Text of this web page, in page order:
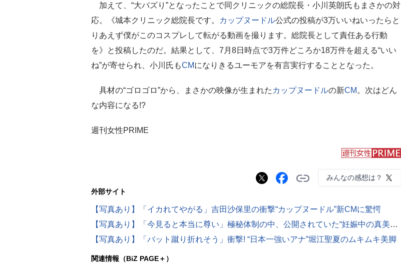
加えて、“大バズり”となったことで同クリニックの総院長・小川英朗氏もまさかの対
応。《城本クリニック総院長です。
カップヌードル公式の投稿が3万いいねいったらと
りあえず僕がこのコスプレして転がる動画を撮ります。総院長として責任ある行動
を》と投稿したのだ。結果として、7月8日時点で3万件どころか18万件を超える“いい
ね”が寄せられ、小川氏もCMになりきるユーモアを有言実行することとなった。
具材の“ゴロゴロ”から、まさかの映像が生まれた カップヌードルの新CM 。次はどん
な内容になる!?
週刊女性PRIME
みんなの感想は？
外部サイト
【写真あり】「イカれてやがる」吉田沙保里の衝撃“カップヌードル”新CMに驚愕
【写真あり】「今見ると本当に尊い」極秘体制の中、公開されていた“妊娠中の真美子さん”
【写真あり】「バット蹴り折れそう」衝撃! “日本一強いアナ”堀江聖夏のムキムキ美脚
関連情報（BiZ PAGE＋）